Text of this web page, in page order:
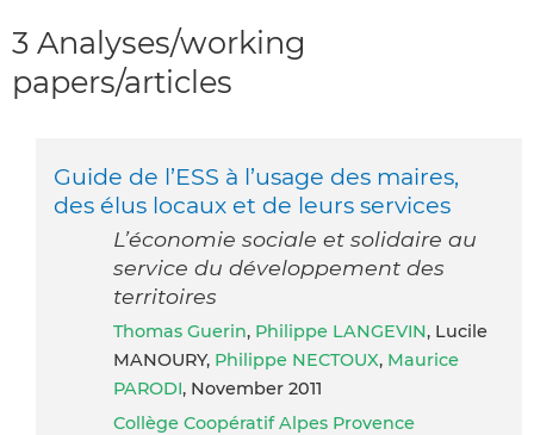
3 Analyses/working
papers/articles
Guide de l’ESS à l’usage des maires,
des élus locaux et de leurs services
L’économie sociale et solidaire au
service du développement des
territoires
Thomas Guerin, Philippe LANGEVIN, Lucile
MANOURY, Philippe NECTOUX, Maurice
PARODI, November 2011
Collège Coopératif Alpes Provence